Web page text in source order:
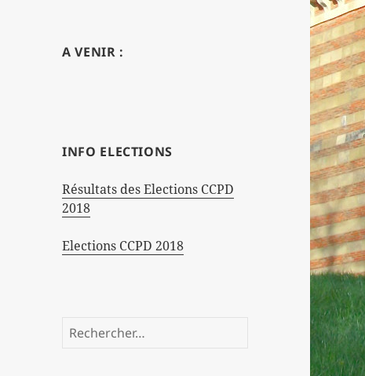
A VENIR :
INFO ELECTIONS
Résultats des Elections CCPD
2018
Elections CCPD 2018
Rechercher :